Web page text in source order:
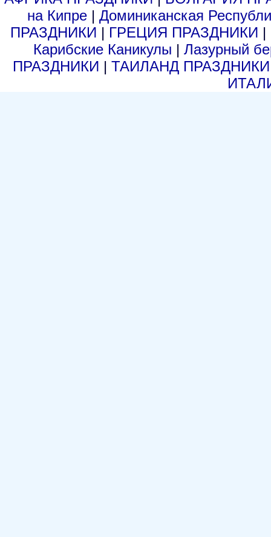
на Кипре |Доминиканская
ПРАЗДНИКИ | ГРЕЦИЯ ПРАЗДНИКИ |
Карибские Каникулы |Лазурный
ПРАЗДНИКИ |ТАИЛАНД